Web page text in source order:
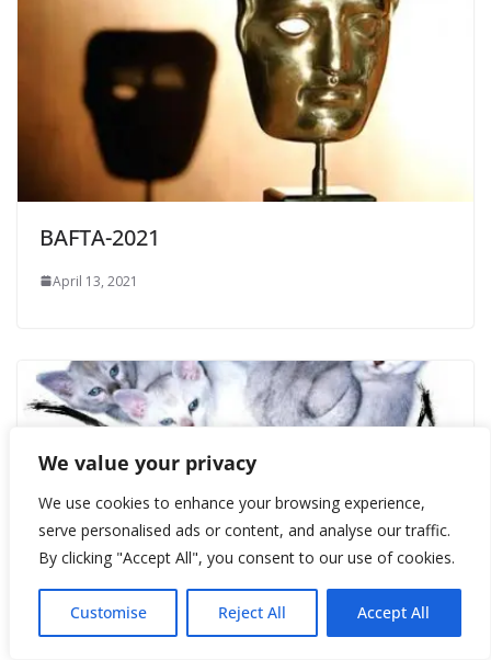
We value your privacy
We use cookies to enhance your browsing experience,
serve personalised ads or content, and analyse our traffic.
By clicking "Accept All", you consent to our use of cookies.
Customise Reject All Accept All
BAFTA-2021
April 13, 2021
«Не покупайте бомбу»: новый фильм